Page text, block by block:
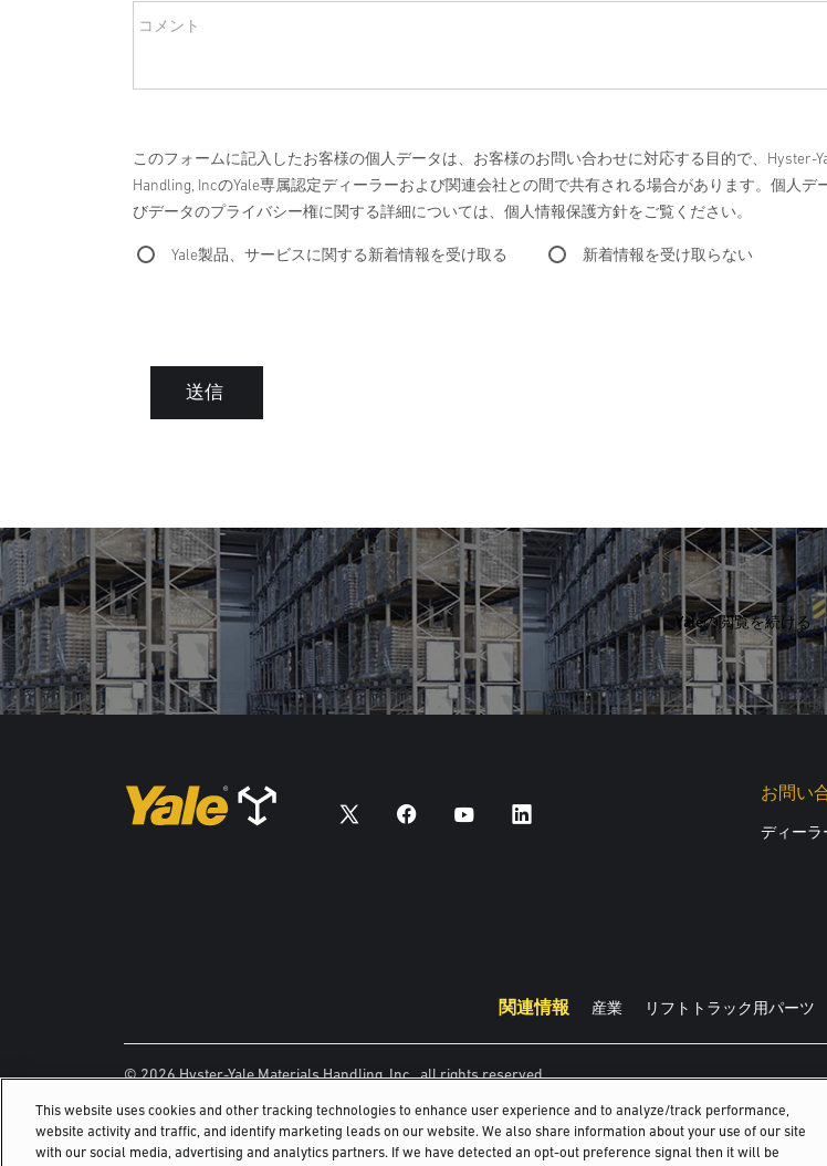
コメント
このフォームに記入したお客様の個人データは、お客様のお問い合わせに対応する目的で、Hyster-
Handling, IncのYale専属認定ディーラーおよび関連会社との間で共有される場合があります。個人デ
びデータのプライバシー権に関する詳細については、個人情報保護方針をご覧ください。
Yale製品、サービスに関する新着情報を受け取る 新着情報を受け取らない
送信
Yaleの閲覧を続ける
お問い
ディーラ
関連情報 産業 リフトトラック用パーツ
© 2026 Hyster-Yale Materials Handling, Inc., all rights reserved.
This website uses cookies and other tracking technologies to enhance user experience and to analyze/track performance,
website activity and traffic, and identify marketing leads on our website. We also share information about your use of our site
with our social media, advertising and analytics partners. If we have detected an opt-out preference signal then it will be